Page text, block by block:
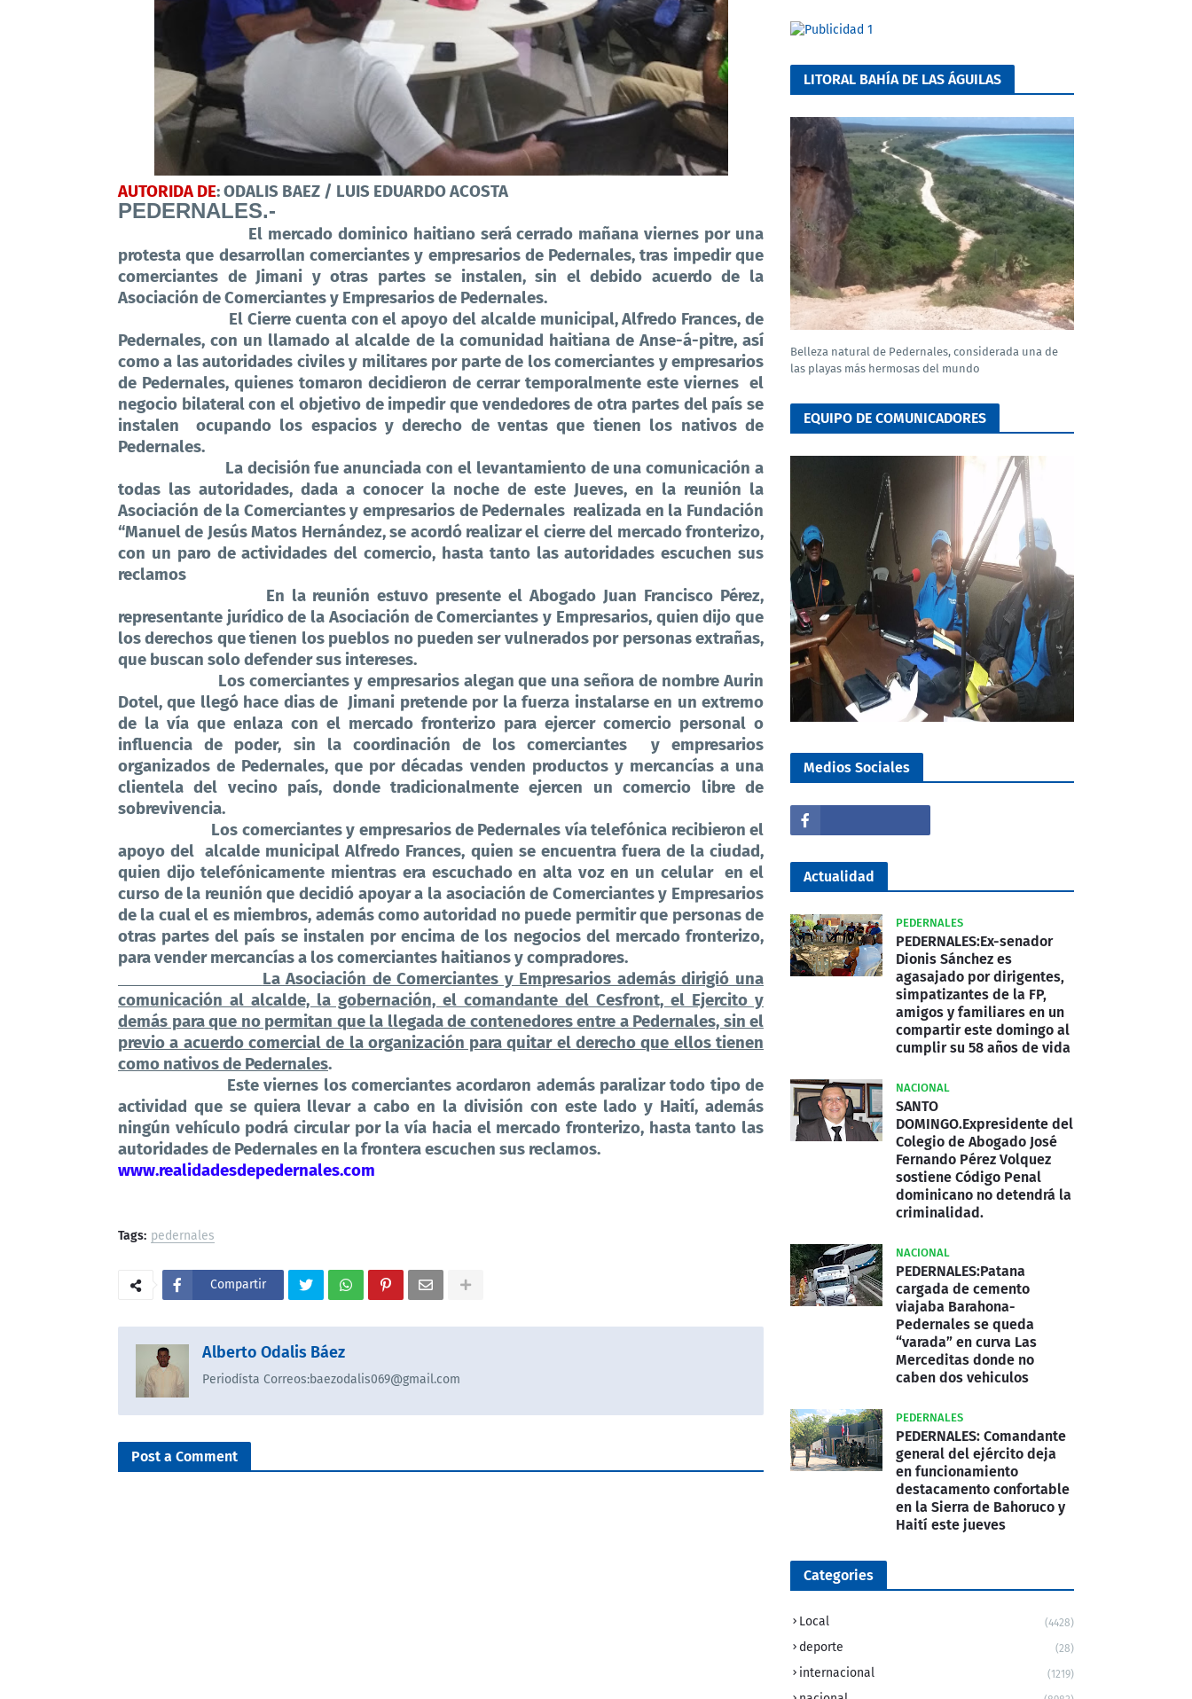
AUTORIDA DE: ODALIS BAEZ / LUIS EDUARDO ACOSTA
PEDERNALES.-
El mercado dominico haitiano será cerrado mañana viernes por una
protesta que desarrollan comerciantes y empresarios de Pedernales, tras impedir que
comerciantes de Jimani y otras partes se instalen, sin el debido acuerdo de la
Asociación de Comerciantes y Empresarios de Pedernales.
El Cierre cuenta con el apoyo del alcalde municipal, Alfredo Frances, de
Pedernales, con un llamado al alcalde de la comunidad haitiana de Anse-á-pitre, así
como a las autoridades civiles y militares por parte de los comerciantes y empresarios
de Pedernales, quienes tomaron decidieron de cerrar temporalmente este viernes el
negocio bilateral con el objetivo de impedir que vendedores de otra partes del país se
instalen
ocupando los espacios y derecho de ventas que tienen los nativos de
Pedernales.
La decisión fue anunciada con el levantamiento de una comunicación a
todas las autoridades, dada a conocer la noche de este Jueves, en la reunión la
Asociación de la Comerciantes y empresarios de Pedernales realizada en la Fundación
“Manuel de Jesús Matos Hernández, se acordó realizar el cierre del mercado fronterizo,
con un paro de actividades del comercio, hasta tanto las autoridades escuchen sus
reclamos
En la reunión estuvo presente el Abogado Juan Francisco Pérez,
representante jurídico de la Asociación de Comerciantes y Empresarios, quien dijo que
los derechos que tienen los pueblos no pueden ser vulnerados por personas extrañas,
que buscan solo defender sus intereses.
Los comerciantes y empresarios alegan que una señora de nombre Aurin
Dotel, que llegó hace dias de Jimani pretende por la fuerza instalarse en un extremo
de la vía que enlaza con el mercado fronterizo para ejercer comercio personal o
influencia de poder, sin la coordinación de los comerciantes
y empresarios
organizados de Pedernales, que por décadas venden productos y mercancías a una
clientela del vecino país, donde tradicionalmente ejercen un comercio libre de
sobrevivencia.
Los comerciantes y empresarios de Pedernales vía telefónica recibieron el
apoyo del alcalde municipal Alfredo Frances, quien se encuentra fuera de la ciudad,
quien dijo telefónicamente mientras era escuchado en alta voz en un celular en el
curso de la reunión que decidió apoyar a la asociación de Comerciantes y Empresarios
de la cual el es miembros, además como autoridad no puede permitir que personas de
otras partes del país se instalen por encima de los negocios del mercado fronterizo,
para vender mercancías a los comerciantes haitianos y compradores.
La Asociación de Comerciantes y Empresarios además dirigió una
comunicación al alcalde, la gobernación, el comandante del Cesfront, el Ejercito y
demás para que no permitan que la llegada de contenedores entre a Pedernales, sin el
previo a acuerdo comercial de la organización para quitar el derecho que ellos tienen
como nativos de Pedernales.
Este viernes los comerciantes acordaron además paralizar todo tipo de
actividad que se quiera llevar a cabo en la división con este lado y Haití, además
ningún vehículo podrá circular por la vía hacia el mercado fronterizo, hasta tanto las
autoridades de Pedernales en la frontera escuchen sus reclamos.
www.realidadesdepedernales.com
Tags: pedernales
Compartir
Alberto Odalis Báez
Periodísta Correos:baezodalis069@gmail.com
Post a Comment
LITORAL BAHÍA DE LAS ÁGUILAS
Belleza natural de Pedernales, considerada una de
las playas más hermosas del mundo
EQUIPO DE COMUNICADORES
Medios Sociales
Actualidad
PEDERNALES
PEDERNALES:Ex-senador
Dionis Sánchez es
agasajado por dirigentes,
simpatizantes de la FP,
amigos y familiares en un
compartir este domingo al
cumplir su 58 años de vida
NACIONAL
SANTO
DOMINGO.Expresidente del
Colegio de Abogado José
Fernando Pérez Volquez
sostiene Código Penal
dominicano no detendrá la
criminalidad.
NACIONAL
PEDERNALES:Patana
cargada de cemento
viajaba Barahona-
Pedernales se queda
“varada” en curva Las
Merceditas donde no
caben dos vehiculos
PEDERNALES
PEDERNALES: Comandante
general del ejército deja
en funcionamiento
destacamento confortable
en la Sierra de Bahoruco y
Haití este jueves
Categories
Local (4428)
deporte (28)
internacional (1219)